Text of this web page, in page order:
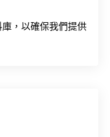
，以確保我們提供